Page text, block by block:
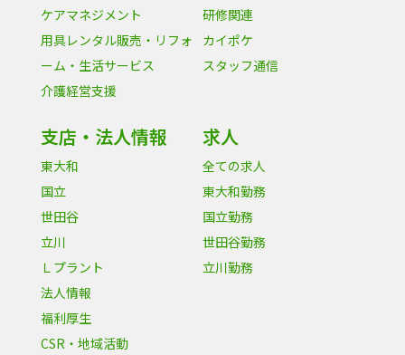
ケアマネジメント
用具レンタル販売・リフォ
ーム・生活サービス
介護経営支援
研修関連
カイポケ
スタッフ通信
支店・法人情報
東大和
国立
世田谷
立川
Ｌプラント
法人情報
福利厚生
CSR・地域活動
求人
全ての求人
東大和勤務
国立勤務
世田谷勤務
立川勤務